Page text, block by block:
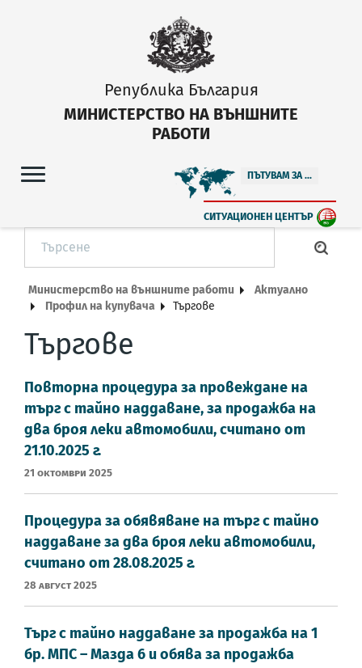
Република България
МИНИСТЕРСТВО НА ВЪНШНИТЕ
РАБОТИ
ПЪТУВАМ ЗА ...
СИТУАЦИОНЕН ЦЕНТЪР
Министерство на външните работи
Актуално
Профил на купувача
Търгове
Търгове
Повторна процедура за провеждане на
търг с тайно наддаване, за продажба на
два броя леки автомобили, считано от
21.10.2025 г.
21 Октомври 2025
Процедура за обявяване на търг с тайно
наддаване за два броя леки автомобили,
считано от 28.08.2025 г.
28 Август 2025
Търг с тайно наддаване за продажба на 1
бр. МПС – Мазда 6 и обява за продажба